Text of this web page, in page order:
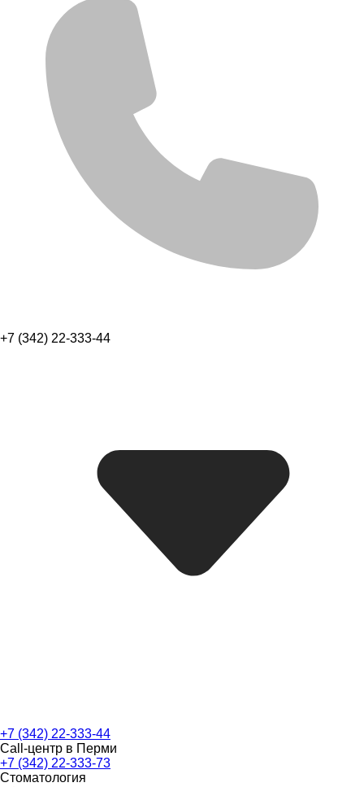
+7 (342) 22-333-44
+7 (342) 22-333-44
Call-центр в Перми
+7 (342) 22-333-73
Стоматология